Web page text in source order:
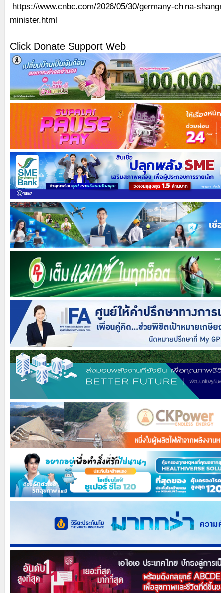
https://www.cnbc.com/2026/05/30/germany-china-
minister.html
Click Donate Support Web